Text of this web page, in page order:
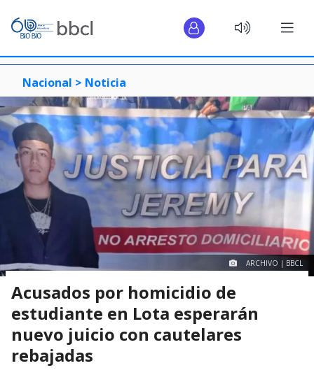
Nacional > Noticia
ARCHIVO | BBCL
Acusados por homicidio de
estudiante en Lota esperarán
nuevo juicio con cautelares
rebajadas